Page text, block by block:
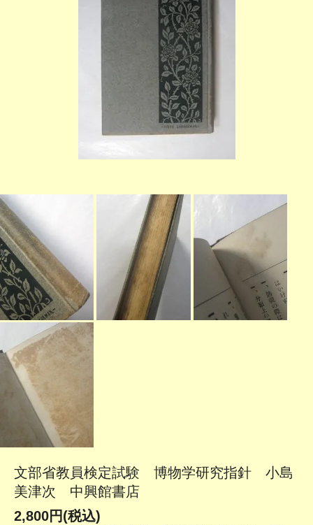
文部省教員検定試験 博物学研究指針 小島
美津次 中興館書店
2,800円(税込)